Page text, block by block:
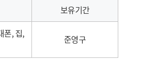
보유기간
폰, 집,
준영구